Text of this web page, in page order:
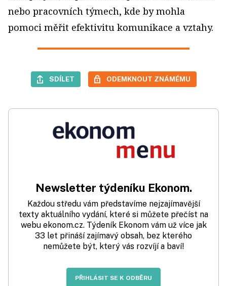
nebo pracovních týmech, kde by mohla
pomoci měřit efektivitu komunikace a vztahy.
SDÍLET ODEMKNOUT ZNÁMÉMU
Newsletter týdeníku Ekonom.
Každou středu vám představíme nejzajímavější
texty aktuálního vydání, které si můžete přečíst na
webu ekonom.cz. Týdeník Ekonom vám už více jak
33 let přináší zajímavý obsah, bez kterého
nemůžete být, který vás rozvíjí a baví!
PŘIHLÁSIT SE K ODBĚRU